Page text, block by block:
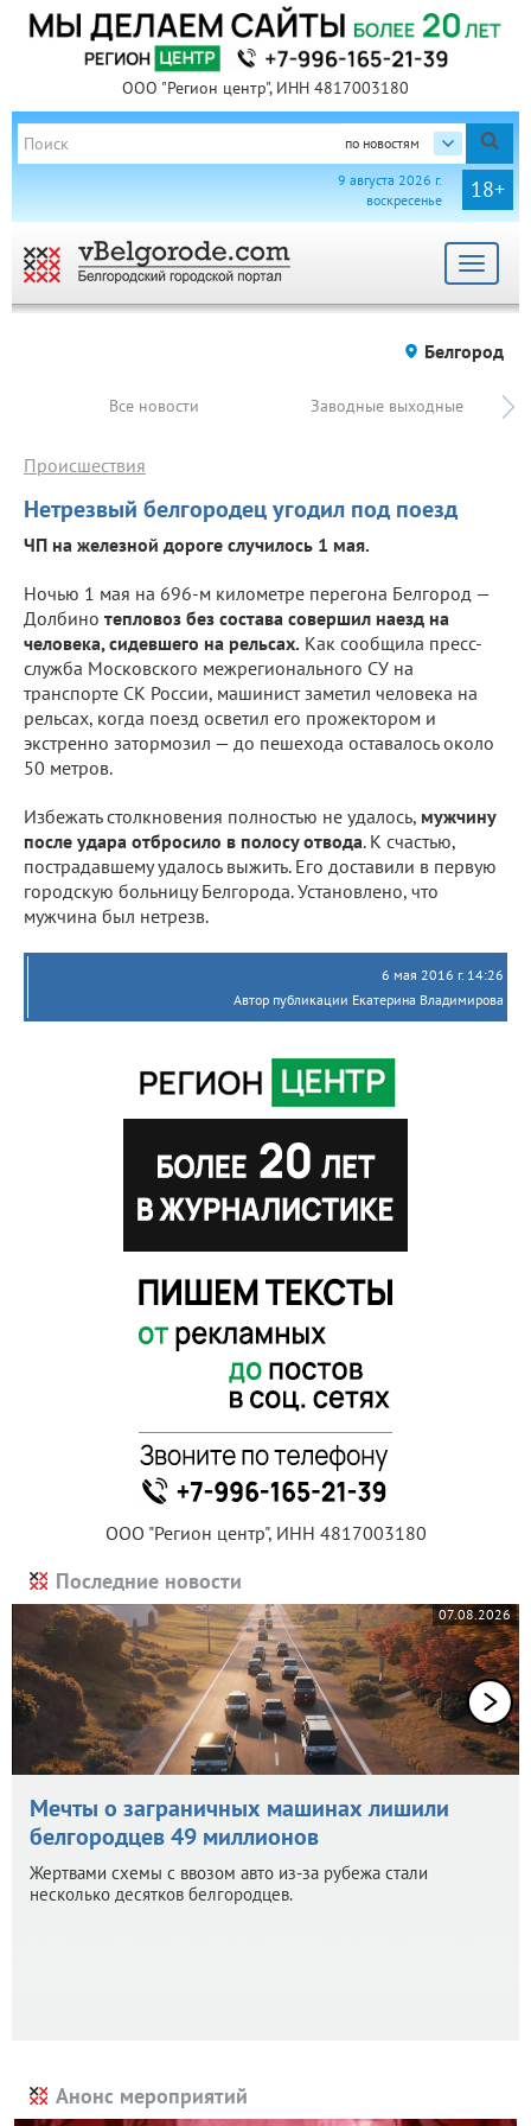
ООО "Регион центр", ИНН 4817003180
по новостям
18+
9 августа 2026 г.
воскресенье
Toggle
Белгород
Все новости Заводные выходные
Нетрезвый белгородец угодил под поезд
Происшествия
ЧП на железной дороге случилось 1 мая.
Ночью 1 мая на 696-м километре перегона Белгород —
Долбино тепловоз без состава совершил наезд на
человека, сидевшего на рельсах. Как сообщила пресс-
служба Московского межрегионального СУ на
транспорте СК России, машинист заметил человека на
рельсах, когда поезд осветил его прожектором и
экстренно затормозил — до пешехода оставалось около
50 метров.
Избежать столкновения полностью не удалось, мужчину
после удара отбросило в полосу отвода. К счастью,
пострадавшему удалось выжить. Его доставили в первую
городскую больницу Белгорода. Установлено, что
мужчина был нетрезв.
6 мая 2016 г. 14:26
Автор публикации Екатерина Владимирова
ООО "Регион центр", ИНН 4817003180
Последние новости
07.08.2026
Мечты о заграничных машинах лишили
белгородцев 49 миллионов
Жертвами схемы с ввозом авто из-за рубежа стали
несколько десятков белгородцев.
Анонс мероприятий